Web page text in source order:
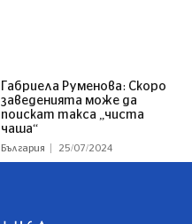
Габриела Руменова: Скоро
заведенията може да
поискат такса „чиста
чаша“
България 25/07/2024